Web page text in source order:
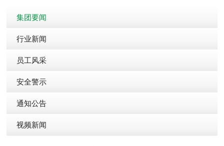
集团要闻
行业新闻
员工风采
安全警示
通知公告
视频新闻